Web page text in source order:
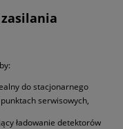
do stacjonarnego
serwisowych,
ładowanie detektorów